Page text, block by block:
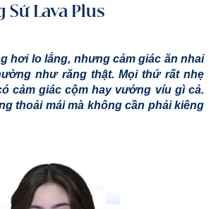
Sứ Lava Plus
hơi lo lắng, nhưng cảm giác ăn nhai
như răng thật. Mọi thứ rất nhẹ
cảm giác cộm hay vướng víu gì cả.
thoải mái mà không cần phải kiêng